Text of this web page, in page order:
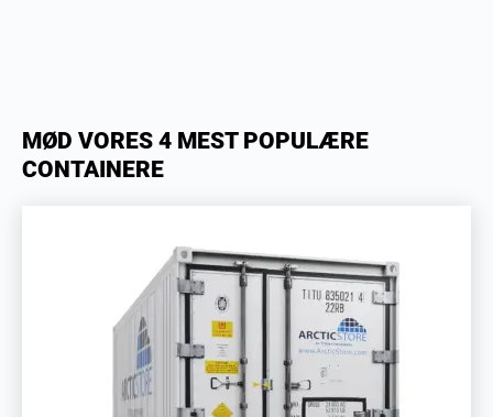
MØD VORES 4 MEST POPULÆRE
CONTAINERE